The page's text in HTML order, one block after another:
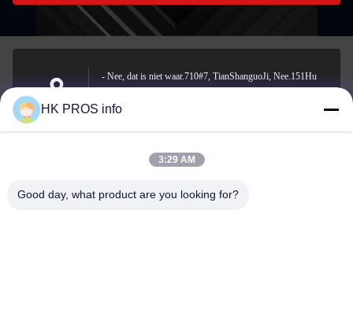
Adres
- Nee, dat is niet waar.710#7, TianShanguoJi, Nee.151Hu
provincie
E-mail
info@chppros.com
HK PROS info
3:29 AM
Good day, what product are you looking for?